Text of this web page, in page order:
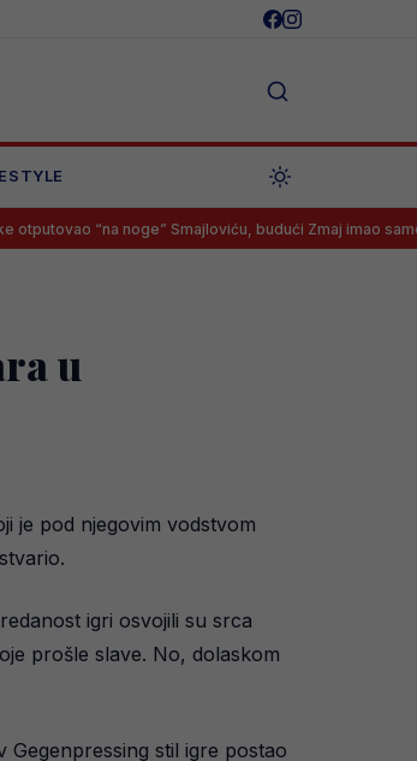
noge” Smajloviću, budući Zmaj imao samo jedan
u
je pod njegovim vodstvom
igri osvojili su srca
prošle slave. No, dolaskom
stil igre postao